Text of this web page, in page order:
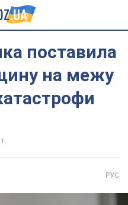
поставила
на межу
РУС